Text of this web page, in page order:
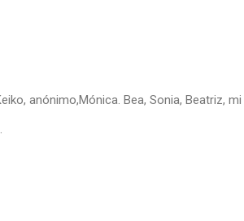
anónimo,Mónica. Bea, Sonia, Beatriz, mi